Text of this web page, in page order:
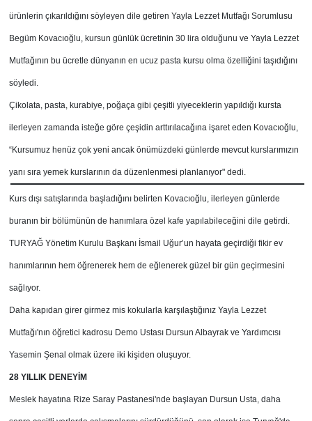
ürünlerin çıkarıldığını söyleyen dile getiren Yayla Lezzet Mutfağı Sorumlusu
Begüm Kovacıoğlu, kursun günlük ücretinin 30 lira olduğunu ve Yayla Lezzet
Mutfağının bu ücretle dünyanın en ucuz pasta kursu olma özelliğini taşıdığını
söyledi.
Çikolata, pasta, kurabiye, poğaça gibi çeşitli yiyeceklerin yapıldığı kursta
ilerleyen zamanda isteğe göre çeşidin arttırılacağına işaret eden Kovacıoğlu,
“Kursumuz henüz çok yeni ancak önümüzdeki günlerde mevcut kurslarımızın
yanı sıra yemek kurslarının da düzenlenmesi planlanıyor" dedi.
Kurs dışı satışlarında başladığını belirten Kovacıoğlu, ilerleyen günlerde
buranın bir bölümünün de hanımlara özel kafe yapılabileceğini dile getirdi.
TURYAĞ Yönetim Kurulu Başkanı İsmail Uğur’un hayata geçirdiği fikir ev
hanımlarının hem öğrenerek hem de eğlenerek güzel bir gün geçirmesini
sağlıyor.
Daha kapıdan girer girmez mis kokularla karşılaştığınız Yayla Lezzet
Mutfağı'nın öğretici kadrosu Demo Ustası Dursun Albayrak ve Yardımcısı
Yasemin Şenal olmak üzere iki kişiden oluşuyor.
28 YILLIK DENEYİM
Meslek hayatına Rize Saray Pastanesi'nde başlayan Dursun Usta, daha